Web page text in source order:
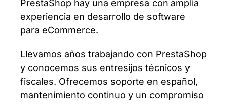
PrestaShop hay una empresa con amplia
experiencia en desarrollo de software
para eCommerce.
Llevamos años trabajando con PrestaShop
y conocemos sus entresijos técnicos y
fiscales. Ofrecemos soporte en español,
mantenimiento continuo y un compromiso